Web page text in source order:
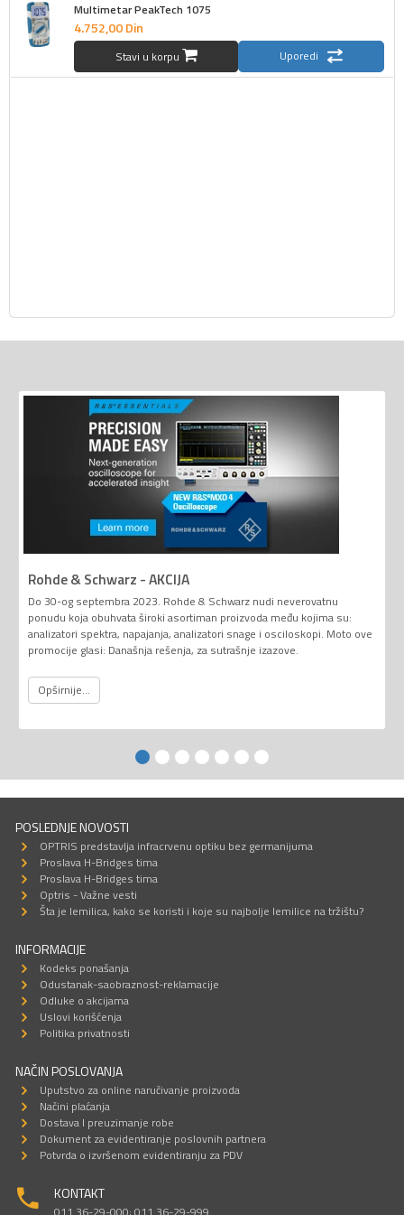
Multimetar PeakTech 1075
4.752,00Din
Stavi u korpu Uporedi
Rohde & Schwarz - AKCIJA
Do 30-og septembra 2023. Rohde & Schwarz nudi neverovatnu
ponudu koja obuhvata široki asortiman proizvoda među kojima su:
analizatori spektra, napajanja, analizatori snage i osciloskopi. Moto ove
promocije glasi: Današnja rešenja, za sutrašnje izazove.
Opširnije...
POSLEDNJE NOVOSTI
OPTRIS predstavlja infracrvenu optiku bez germanijuma
Proslava H-Bridges tima
Proslava H-Bridges tima
Optris - Važne vesti
Šta je lemilica, kako se koristi i koje su najbolje lemilice na tržištu?
INFORMACIJE
Kodeks ponašanja
Odustanak-saobraznost-reklamacije
Odluke o akcijama
Uslovi korišćenja
Politika privatnosti
NAČIN POSLOVANJA
Uputstvo za online naručivanje proizvoda
Načini plaćanja
Dostava I preuzimanje robe
Dokument za evidentiranje poslovnih partnera
Potvrda o izvršenom evidentiranju za PDV
KONTAKT